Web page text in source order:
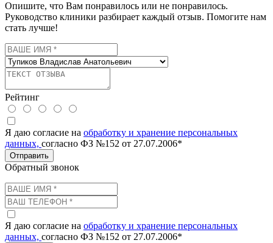
Опишите, что Вам понравилось или не понравилось.
Руководство клиники разбирает каждый отзыв. Помогите нам
стать лучше!
Рейтинг
Я даю согласие на обработку и хранение персональных
данных, согласно ФЗ №152 от 27.07.2006*
Отправить
Обратный звонок
Я даю согласие на обработку и хранение персональных
данных, согласно ФЗ №152 от 27.07.2006*